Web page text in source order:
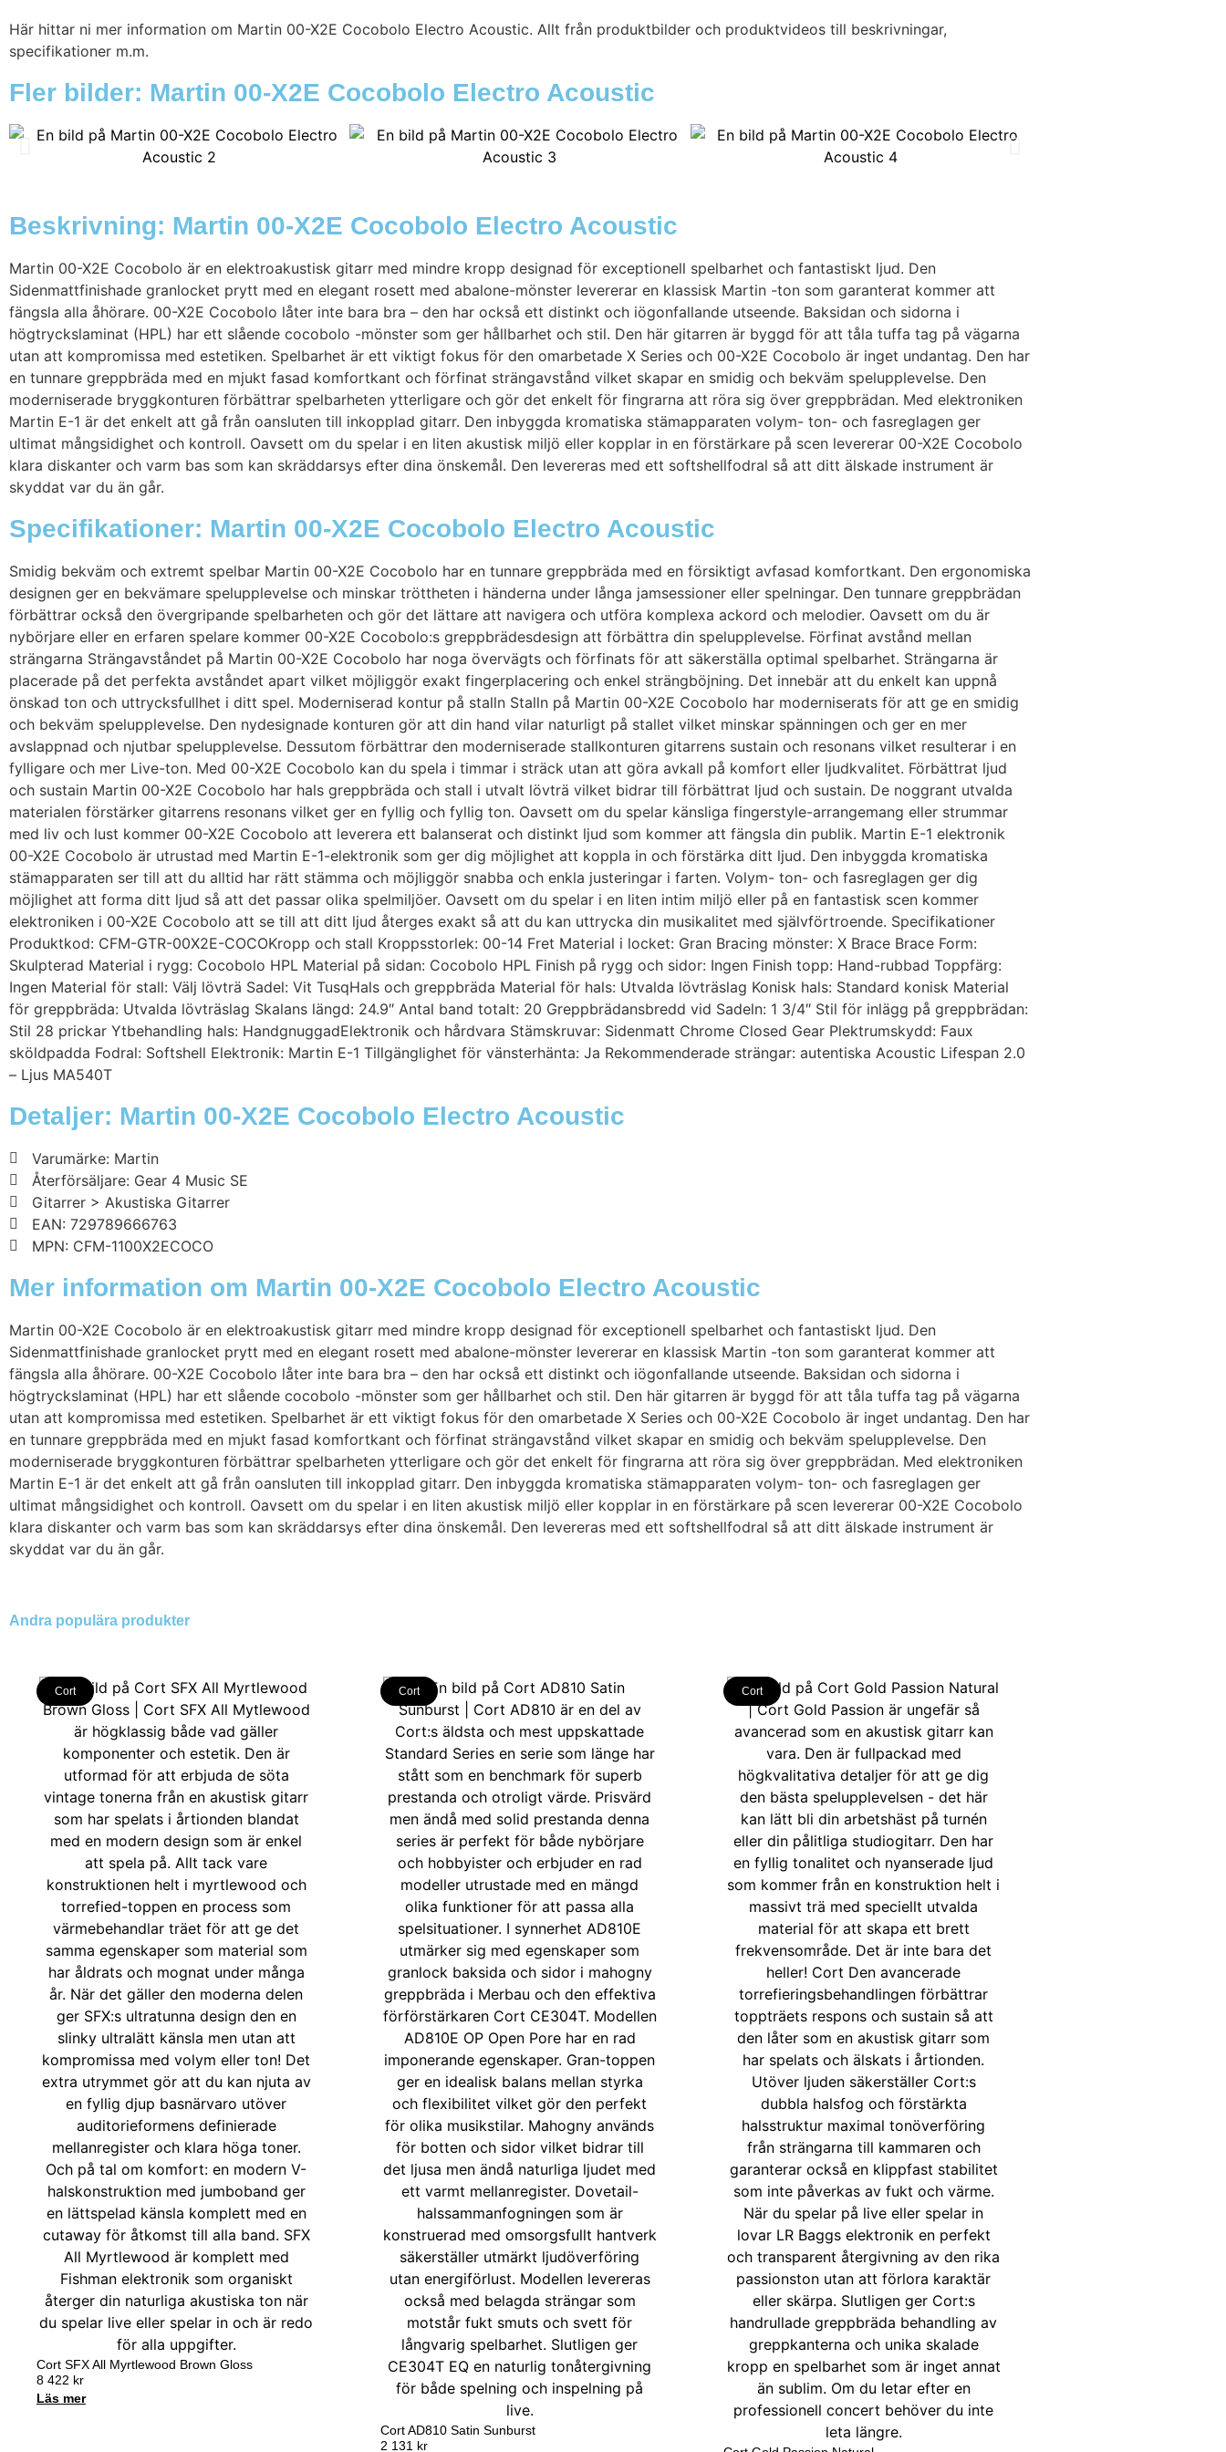
Här hittar ni mer information om Martin 00-X2E Cocobolo Electro Acoustic. Allt från produktbilder och produktvideos till beskrivningar,
specifikationer m.m.
Fler bilder: Martin 00-X2E Cocobolo Electro Acoustic
Beskrivning: Martin 00-X2E Cocobolo Electro Acoustic
Martin 00-X2E Cocobolo är en elektroakustisk gitarr med mindre kropp designad för exceptionell spelbarhet och fantastiskt ljud. Den
Sidenmattfinishade granlocket prytt med en elegant rosett med abalone-mönster levererar en klassisk Martin -ton som garanterat kommer att
fängsla alla åhörare. 00-X2E Cocobolo låter inte bara bra – den har också ett distinkt och iögonfallande utseende. Baksidan och sidorna i
högtryckslaminat (HPL) har ett slående cocobolo -mönster som ger hållbarhet och stil. Den här gitarren är byggd för att tåla tuffa tag på vägarna
utan att kompromissa med estetiken. Spelbarhet är ett viktigt fokus för den omarbetade X Series och 00-X2E Cocobolo är inget undantag. Den har
en tunnare greppbräda med en mjukt fasad komfortkant och förfinat strängavstånd vilket skapar en smidig och bekväm spelupplevelse. Den
moderniserade bryggkonturen förbättrar spelbarheten ytterligare och gör det enkelt för fingrarna att röra sig över greppbrädan. Med elektroniken
Martin E-1 är det enkelt att gå från oansluten till inkopplad gitarr. Den inbyggda kromatiska stämapparaten volym- ton- och fasreglagen ger
ultimat mångsidighet och kontroll. Oavsett om du spelar i en liten akustisk miljö eller kopplar in en förstärkare på scen levererar 00-X2E Cocobolo
klara diskanter och varm bas som kan skräddarsys efter dina önskemål. Den levereras med ett softshellfodral så att ditt älskade instrument är
skyddat var du än går.
Specifikationer: Martin 00-X2E Cocobolo Electro Acoustic
Smidig bekväm och extremt spelbar Martin 00-X2E Cocobolo har en tunnare greppbräda med en försiktigt avfasad komfortkant. Den ergonomiska
designen ger en bekvämare spelupplevelse och minskar tröttheten i händerna under långa jamsessioner eller spelningar. Den tunnare greppbrädan
förbättrar också den övergripande spelbarheten och gör det lättare att navigera och utföra komplexa ackord och melodier. Oavsett om du är
nybörjare eller en erfaren spelare kommer 00-X2E Cocobolo:s greppbrädesdesign att förbättra din spelupplevelse. Förfinat avstånd mellan
strängarna Strängavståndet på Martin 00-X2E Cocobolo har noga övervägts och förfinats för att säkerställa optimal spelbarhet. Strängarna är
placerade på det perfekta avståndet apart vilket möjliggör exakt fingerplacering och enkel strängböjning. Det innebär att du enkelt kan uppnå
önskad ton och uttrycksfullhet i ditt spel. Moderniserad kontur på stalln Stalln på Martin 00-X2E Cocobolo har moderniserats för att ge en smidig
och bekväm spelupplevelse. Den nydesignade konturen gör att din hand vilar naturligt på stallet vilket minskar spänningen och ger en mer
avslappnad och njutbar spelupplevelse. Dessutom förbättrar den moderniserade stallkonturen gitarrens sustain och resonans vilket resulterar i en
fylligare och mer Live-ton. Med 00-X2E Cocobolo kan du spela i timmar i sträck utan att göra avkall på komfort eller ljudkvalitet. Förbättrat ljud
och sustain Martin 00-X2E Cocobolo har hals greppbräda och stall i utvalt lövträ vilket bidrar till förbättrat ljud och sustain. De noggrant utvalda
materialen förstärker gitarrens resonans vilket ger en fyllig och fyllig ton. Oavsett om du spelar känsliga fingerstyle-arrangemang eller strummar
med liv och lust kommer 00-X2E Cocobolo att leverera ett balanserat och distinkt ljud som kommer att fängsla din publik. Martin E-1 elektronik
00-X2E Cocobolo är utrustad med Martin E-1-elektronik som ger dig möjlighet att koppla in och förstärka ditt ljud. Den inbyggda kromatiska
stämapparaten ser till att du alltid har rätt stämma och möjliggör snabba och enkla justeringar i farten. Volym- ton- och fasreglagen ger dig
möjlighet att forma ditt ljud så att det passar olika spelmiljöer. Oavsett om du spelar i en liten intim miljö eller på en fantastisk scen kommer
elektroniken i 00-X2E Cocobolo att se till att ditt ljud återges exakt så att du kan uttrycka din musikalitet med självförtroende. Specifikationer
Produktkod: CFM-GTR-00X2E-COCOKropp och stall Kroppsstorlek: 00-14 Fret Material i locket: Gran Bracing mönster: X Brace Brace Form:
Skulpterad Material i rygg: Cocobolo HPL Material på sidan: Cocobolo HPL Finish på rygg och sidor: Ingen Finish topp: Hand-rubbad Toppfärg:
Ingen Material för stall: Välj lövträ Sadel: Vit TusqHals och greppbräda Material för hals: Utvalda lövträslag Konisk hals: Standard konisk Material
för greppbräda: Utvalda lövträslag Skalans längd: 24.9″ Antal band totalt: 20 Greppbrädansbredd vid Sadeln: 1 3/4″ Stil för inlägg på greppbrädan:
Stil 28 prickar Ytbehandling hals: HandgnuggadElektronik och hårdvara Stämskruvar: Sidenmatt Chrome Closed Gear Plektrumskydd: Faux
sköldpadda Fodral: Softshell Elektronik: Martin E-1 Tillgänglighet för vänsterhänta: Ja Rekommenderade strängar: autentiska Acoustic Lifespan 2.0
– Ljus MA540T
Detaljer: Martin 00-X2E Cocobolo Electro Acoustic
Varumärke: Martin
Återförsäljare: Gear 4 Music SE
Gitarrer > Akustiska Gitarrer
EAN: 729789666763
MPN: CFM-1100X2ECOCO
Mer information om Martin 00-X2E Cocobolo Electro Acoustic
Martin 00-X2E Cocobolo är en elektroakustisk gitarr med mindre kropp designad för exceptionell spelbarhet och fantastiskt ljud. Den
Sidenmattfinishade granlocket prytt med en elegant rosett med abalone-mönster levererar en klassisk Martin -ton som garanterat kommer att
fängsla alla åhörare. 00-X2E Cocobolo låter inte bara bra – den har också ett distinkt och iögonfallande utseende. Baksidan och sidorna i
högtryckslaminat (HPL) har ett slående cocobolo -mönster som ger hållbarhet och stil. Den här gitarren är byggd för att tåla tuffa tag på vägarna
utan att kompromissa med estetiken. Spelbarhet är ett viktigt fokus för den omarbetade X Series och 00-X2E Cocobolo är inget undantag. Den har
en tunnare greppbräda med en mjukt fasad komfortkant och förfinat strängavstånd vilket skapar en smidig och bekväm spelupplevelse. Den
moderniserade bryggkonturen förbättrar spelbarheten ytterligare och gör det enkelt för fingrarna att röra sig över greppbrädan. Med elektroniken
Martin E-1 är det enkelt att gå från oansluten till inkopplad gitarr. Den inbyggda kromatiska stämapparaten volym- ton- och fasreglagen ger
ultimat mångsidighet och kontroll. Oavsett om du spelar i en liten akustisk miljö eller kopplar in en förstärkare på scen levererar 00-X2E Cocobolo
klara diskanter och varm bas som kan skräddarsys efter dina önskemål. Den levereras med ett softshellfodral så att ditt älskade instrument är
skyddat var du än går.
Andra populära produkter
Cort
Cort SFX All Myrtlewood Brown Gloss
8 422 kr
Läs mer
Cort
Cort AD810 Satin Sunburst
2 131 kr
Cort